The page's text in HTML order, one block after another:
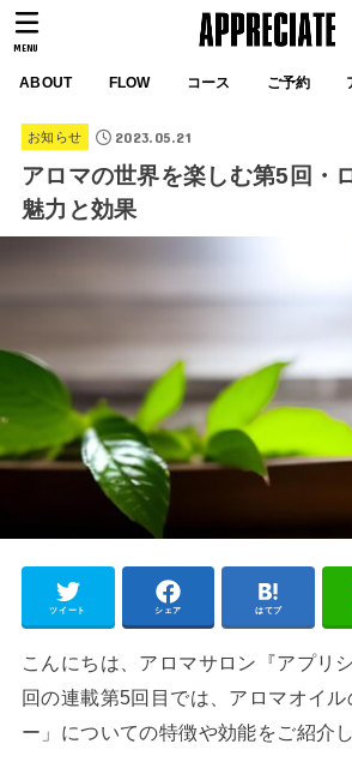
ABOUT FLOW コース ご予約
MENU
お知らせ 2023.05.21
アロマの世界を楽しむ第5回・
魅力と効果
ツイート シェア はてブ
こんにちは、アロマサロン『アプリ
回の連載第5回目では、アロマオイル
ー」についての特徴や効能をご紹介し